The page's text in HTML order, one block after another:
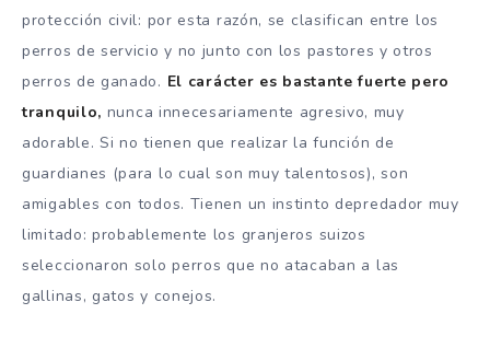
protección civil: por esta razón, se clasifican entre los
perros de servicio y no junto con los pastores y otros
perros de ganado. El carácter es bastante fuerte pero
tranquilo, nunca innecesariamente agresivo, muy
adorable. Si no tienen que realizar la función de
guardianes (para lo cual son muy talentosos), son
amigables con todos. Tienen un instinto depredador muy
limitado: probablemente los granjeros suizos
seleccionaron solo perros que no atacaban a las
gallinas, gatos y conejos.